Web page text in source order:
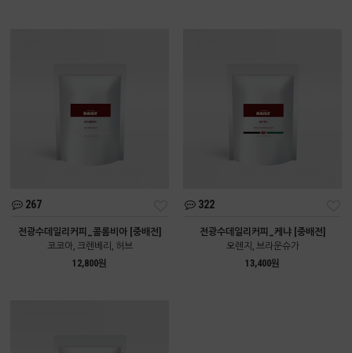
267
전광수데일리커피_콜롬비아 [중배전]
코코아, 크렌베리, 허브
12,800원
322
전광수데일리커피_케냐 [중배전]
오렌지, 브라운슈가
13,400원